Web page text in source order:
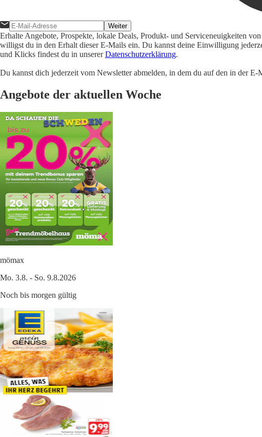
Weiter
Erhalte Angebote, Prospekte, lokale Deals, Produkt- und Serviceneuigkeiten
willigst du in den Erhalt dieser E-Mails ein. Du kannst deine Einwilligung
und Klicks findest du in unsererDatenschutzerklärung.
Du kannst dich jederzeit vom Newsletter abmelden, in dem du auf den in der
Angebote der aktuellen Woche
mömax
Mo. 3.8. - So. 9.8.2026
Noch bis morgen gültig